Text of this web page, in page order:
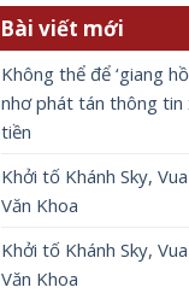
Bài viết mới
Không thể để ‘giang
nhơ phát tán thông tin
tiền
Khởi tố Khánh Sky,
Văn Khoa
Khởi tố Khánh Sky,
Văn Khoa